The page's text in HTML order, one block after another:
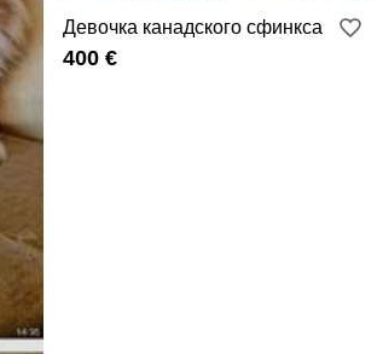
Девочка канадского сфинкса
400 €